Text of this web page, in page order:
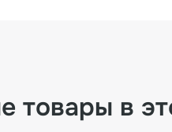
товары в